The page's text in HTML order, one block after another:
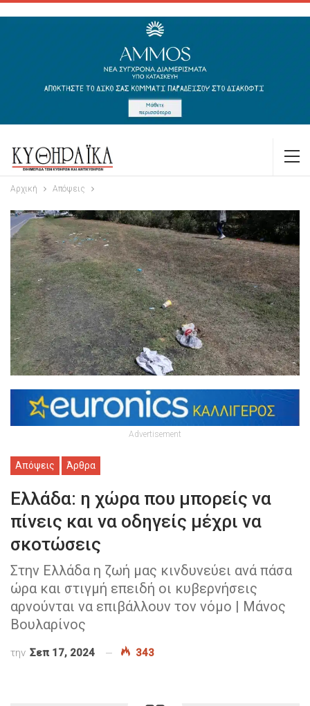
Αρχική Απόψεις
Advertisement
Απόψεις Άρθρα
Ελλάδα: η χώρα που μπορείς να
πίνεις και να οδηγείς μέχρι να
σκοτώσεις
Στην Ελλάδα η ζωή μας κινδυνεύει ανά πάσα
ώρα και στιγμή επειδή οι κυβερνήσεις
αρνούνται να επιβάλλουν τον νόμο | Μάνος
Βουλαρίνος
την Σεπ 17, 2024 343